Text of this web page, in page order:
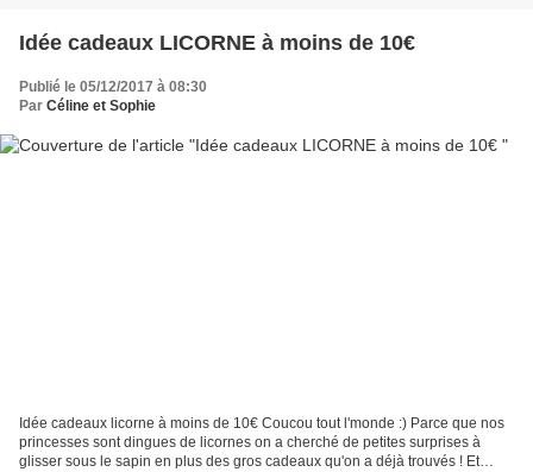
Idée cadeaux LICORNE à moins de 10€
Publié le 05/12/2017 à 08:30
Par Céline et Sophie
Idée cadeaux licorne à moins de 10€ Coucou tout l'monde :) Parce que nos
princesses sont dingues de licornes on a cherché de petites surprises à
glisser sous le sapin en plus des gros cadeaux qu'on a déjà trouvés ! Et